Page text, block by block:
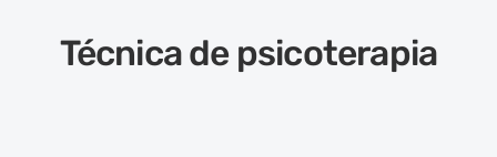
Técnica de psicoterapia